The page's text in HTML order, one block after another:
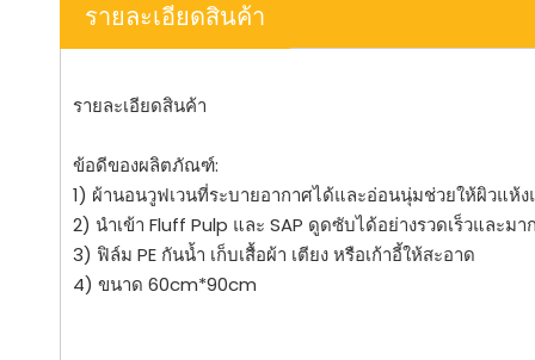
รายละเอียดสินค้า
รายละเอียดสินค้า
ข้อดีของผลิตภัณฑ์:
1) ผ้านอนวูฟเวนที่ระบายอากาศได้และอ่อนนุ่มช่วยให้ผิวแห้ง
2) นำเข้า Fluff Pulp และ SAP ดูดซับได้อย่างรวดเร็วและมาก
3) ฟิล์ม PE กันน้ำ เก็บเสื้อผ้า เตียง หรือเก้าอี้ให้สะอาด
4) ขนาด 60cm*90cm